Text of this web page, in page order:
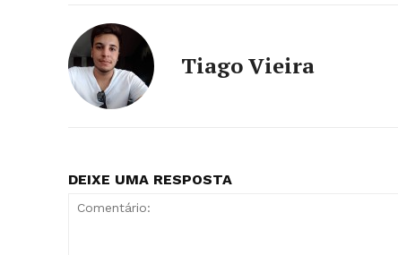
Tiago Vieira
DEIXE UMA RESPOSTA